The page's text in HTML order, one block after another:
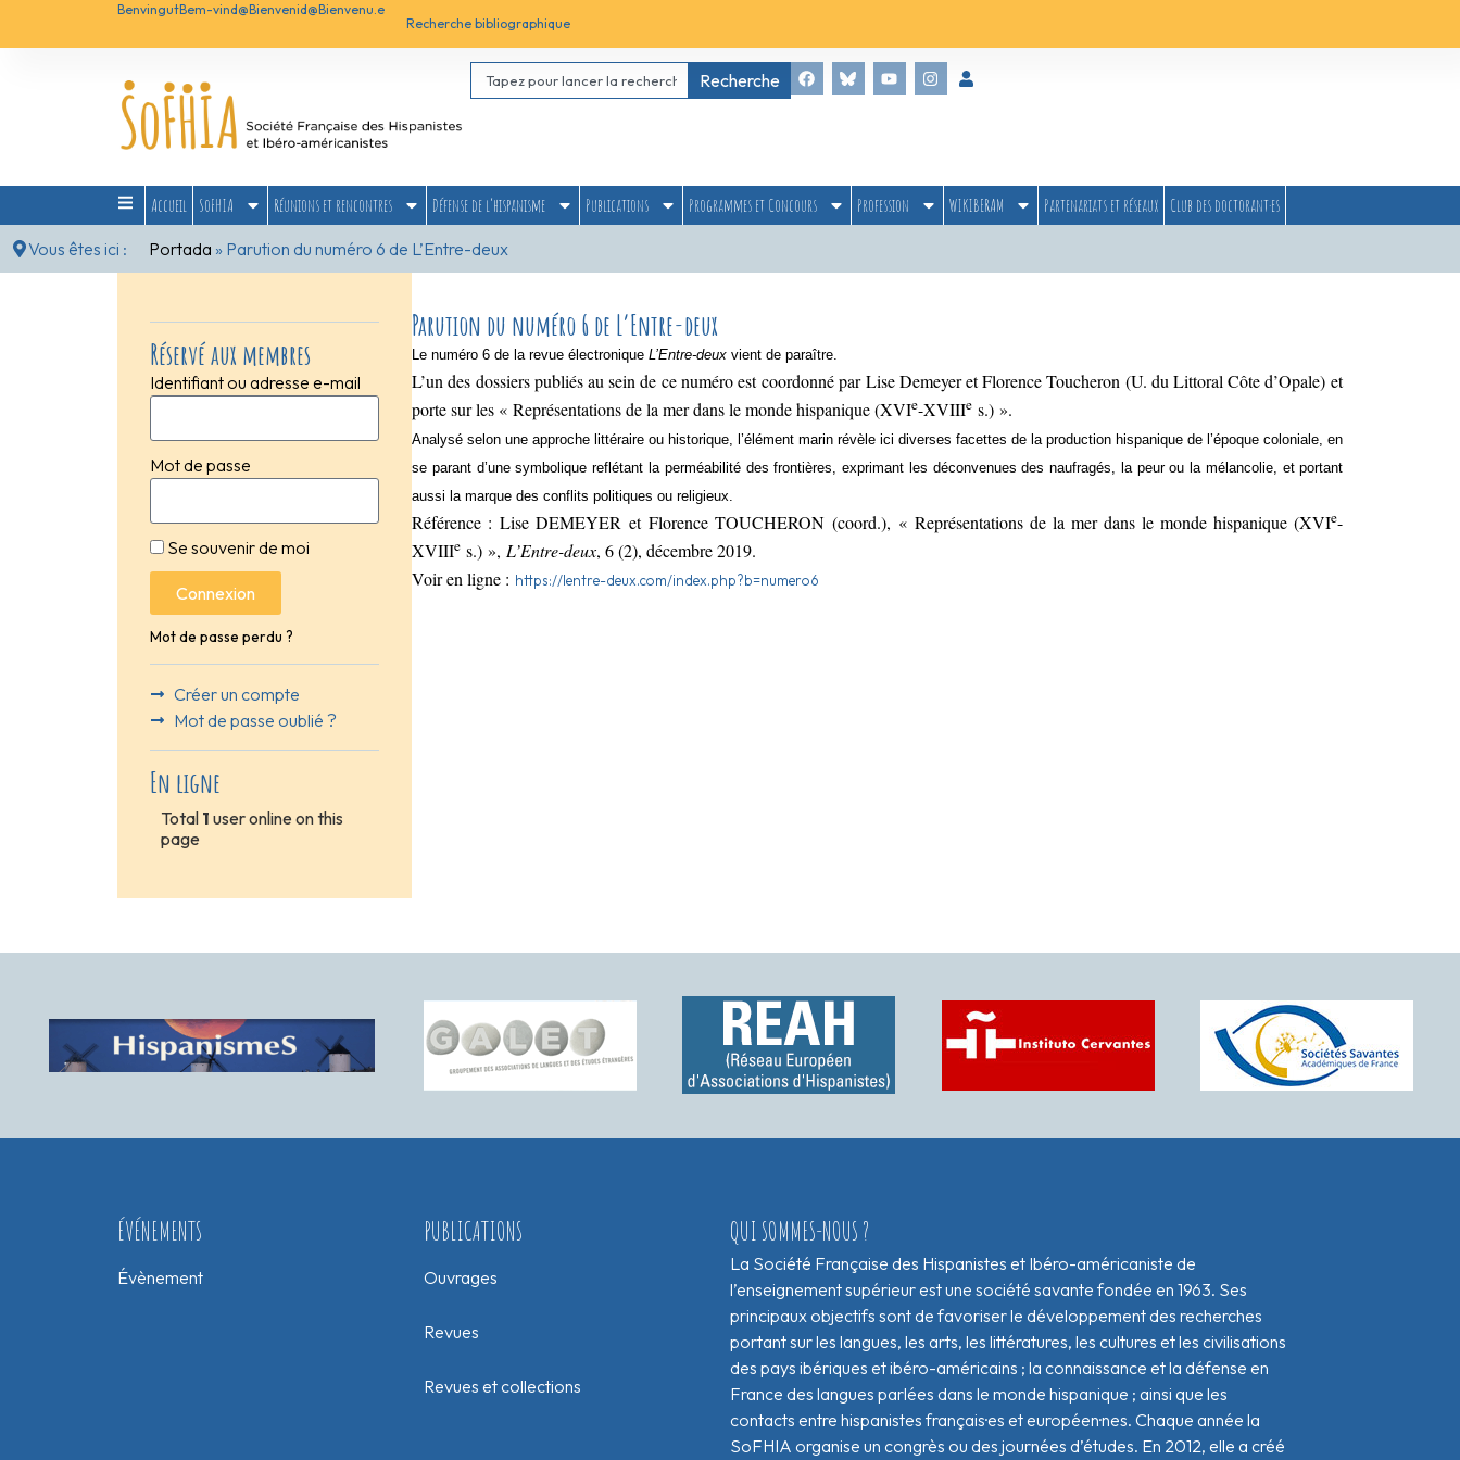
BenvingutBem-vind@Bienvenid@Bienvenu.e
Recherche bibliographique
Recherche
Accueil SoFHIA Réunions et rencontres Défense de l’hispanisme Publications Programmes et Concours Profession WIKIBERAM Partenariats et réseaux
Club des doctorant·es
Vous êtes ici :
Portada » Parution du numéro 6 de L’Entre-deux
Réservé aux membres
Identifiant ou adresse e-mail
Mot de passe
Se souvenir de moi
Connexion
Mot de passe perdu ?
Créer un compte
Mot de passe oublié ?
En ligne
Total 1 user online on this
page
Parution du numéro 6 de L’Entre-deux
Le numéro 6 de la revue électroniqueL’Entre-deux vient de paraître.
L’un des dossiers publiés au sein de ce numéro est coordonné par Lise Demeyer et Florence Toucheron (U. du Littoral Côte d’Opale) et
porte sur les « Représentations de la mer dans le monde hispanique (XVIe-XVIIIe s.) ».
Analysé selon une approche littéraire ou historique, l’élément marin révèle ici diverses facettes de la production hispanique de l’époque coloniale, en
se parant d’une symbolique reflétant la perméabilité des frontières, exprimant les déconvenues des naufragés, la peur ou la mélancolie, et portant
aussi la marque des conflits politiques ou religieux.
Référence : Lise DEMEYER et Florence TOUCHERON (coord.), « Représentations de la mer dans le monde hispanique (XVIe-
XVIIIe s.) », L’Entre-deux, 6 (2), décembre 2019.
Voir en ligne : https://lentre-deux.com/index.php?b=numero6
ÉVÉNEMENTS
Évènement
PUBLICATIONS
Ouvrages
Revues
Revues et collections
QUI SOMMES-NOUS ?
La Société Française des Hispanistes et Ibéro-américaniste de
l’enseignement supérieur est une société savante fondée en 1963. Ses
principaux objectifs sont de favoriser le développement des recherches
portant sur les langues, les arts, les littératures, les cultures et les civilisations
des pays ibériques et ibéro-américains ; la connaissance et la défense en
France des langues parlées dans le monde hispanique ; ainsi que les
contacts entre hispanistes français·es et européen·nes. Chaque année la
SoFHIA organise un congrès ou des journées d’études. En 2012, elle a créé